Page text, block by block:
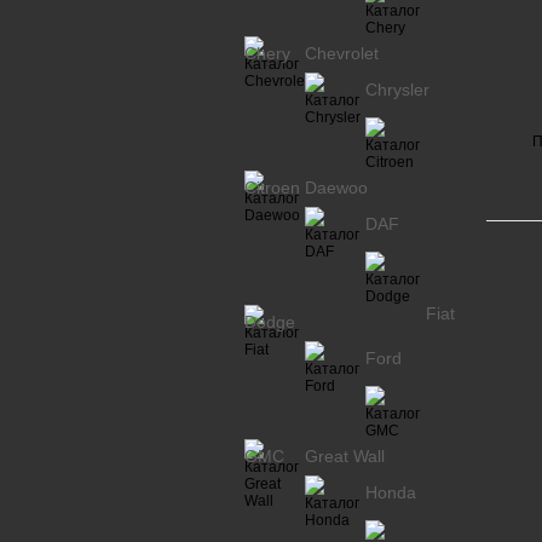
Chery
Chevrolet
Chrysler
Citroen Daewoo
DAF
Dodge Fiat
Ford
GMC
Great Wall
Honda